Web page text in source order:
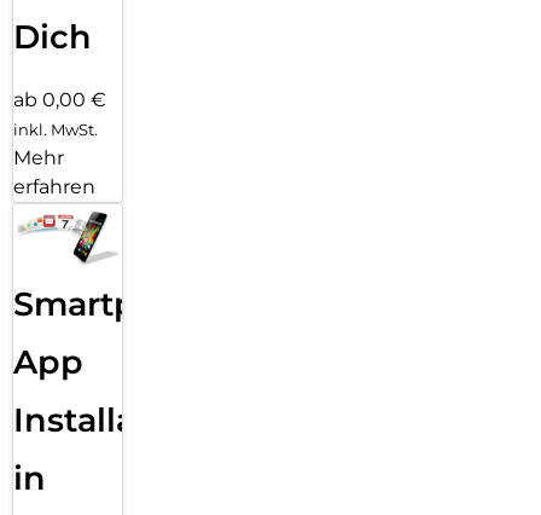
Dich
ab 0,00 €
inkl. MwSt.
Mehr
erfahren
Smartphone
App
Installation
in